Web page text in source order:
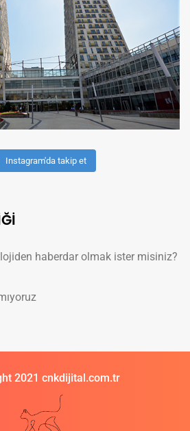
Instagram'da takip et
haberdar olmak ister misiniz?
2021 cnkdijital.com.tr